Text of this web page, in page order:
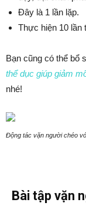
Đây là 1 lần lặp.
Thực hiện 10 lần
Bạn cũng có thể bổ
thể dục giúp giảm
nhé!
Động tác vặn người chéo
Bài tập vặn